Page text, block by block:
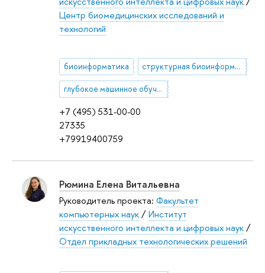
+7 (495) 531-00-00
27335
+79919400759
Центр биомедицинских исследований и
технологий
биоинформатика структурная биоинформатика
глубокое машинное обучение
Рюмина Елена Витальевна
Руководитель проекта: Факультет
компьютерных наук/Институт
искусственного интеллекта и цифровых наук/
Отдел прикладных технологических решений